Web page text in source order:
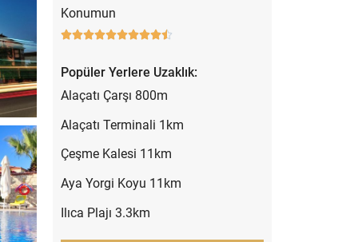
Konumun

Popüler Yerlere Uzaklık:
Alaçatı Çarşı 800m
Alaçatı Terminali 1km
Çeşme Kalesi 11km
Aya Yorgi Koyu 11km
Ilıca Plajı 3.3km